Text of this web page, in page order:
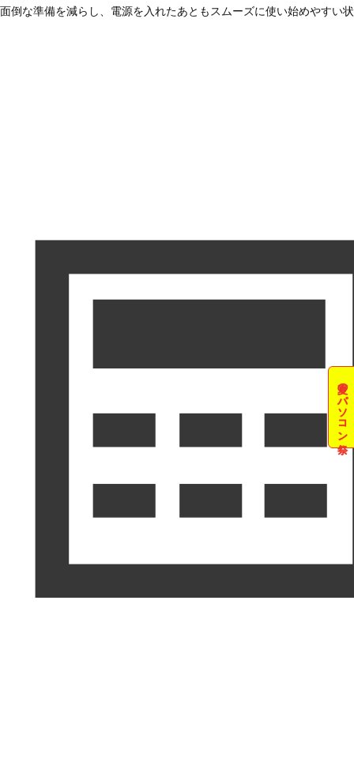
夏のパソコン祭
面倒な準備を減らし、電源を入れたあともスムーズに使い始めやすい